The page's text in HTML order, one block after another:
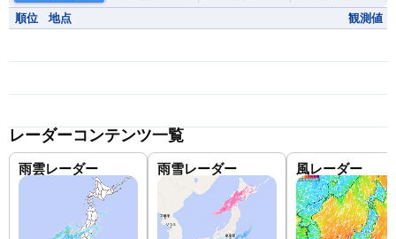
順位 地点 観測値
レーダーコンテンツ一覧
雨雲レーダー 雨雪レーダー 風レーダー